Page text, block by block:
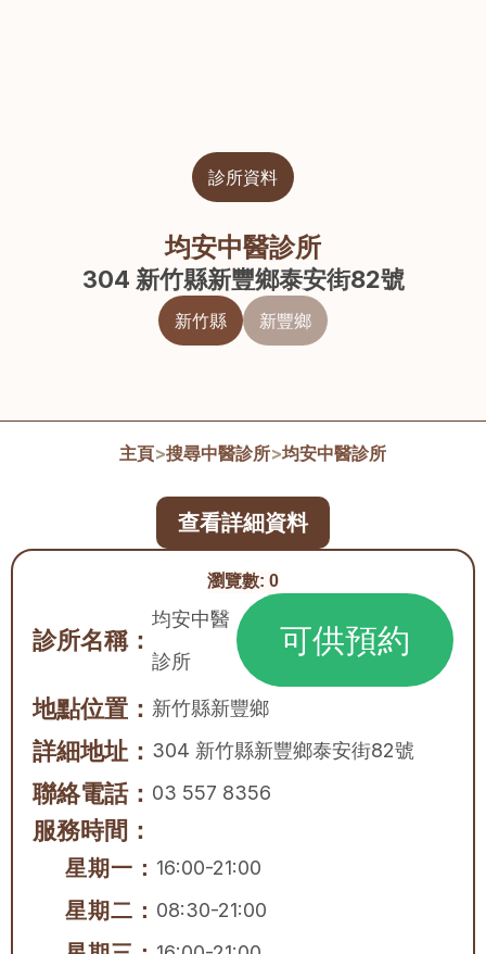
診所資料
均安中醫診所
304 新竹縣新豐鄉泰安街82號
新竹縣 新豐鄉
主頁>搜尋中醫診所>均安中醫診所
瀏覽數: 0
診所名稱：
均安中醫
診所
可供預約
地點位置： 新竹縣新豐鄉
詳細地址： 304 新竹縣新豐鄉泰安街82號
聯絡電話： 03 557 8356
服務時間：
星期一： 16:00-21:00
星期二： 08:30-21:00
查看詳細資料